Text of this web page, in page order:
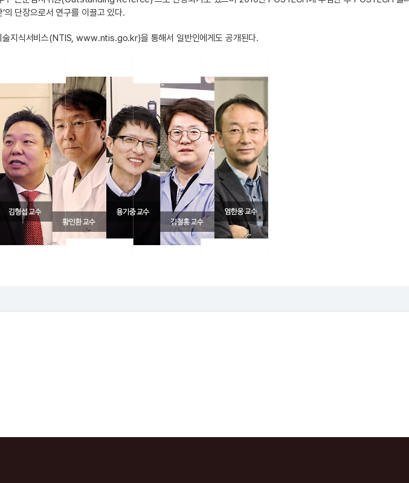
의 단장으로서 연구를 이끌고 있다.
술지식서비스(NTIS, www.ntis.go.kr)을 통해서 일반인에게도 공개된다.